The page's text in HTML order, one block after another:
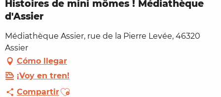
Histoires de mini mômes ! Médiathèque
d'Assier
Médiathèque Assier, rue de la Pierre Levée, 46320
Assier
Cómo llegar
¡Voy en tren!
CompartirAjouter aux favoris